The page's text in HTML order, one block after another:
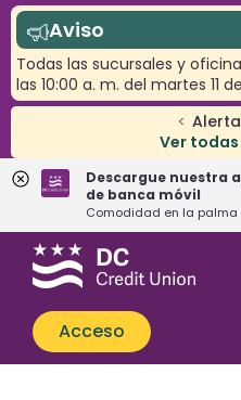
< Alerta
Ver
Aviso
Todas las sucursales y
las 10:00 a. m. del martes 11
Descargue nuestra
de banca móvil
Comodidad en la palma
Saltar
Saltar
sesión
¿Qué
podemos
ayudarle
a
Acceso